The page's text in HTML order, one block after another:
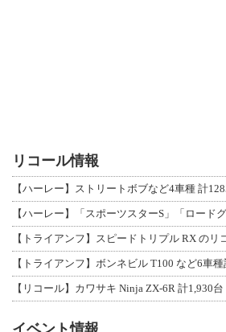
リコール情報
【ハーレー】ストリートボブなど4車種 計
【トライアンフ】スピードトリプル RX のリ
【リコール】カワサキ Ninja ZX-6R 計1,930台